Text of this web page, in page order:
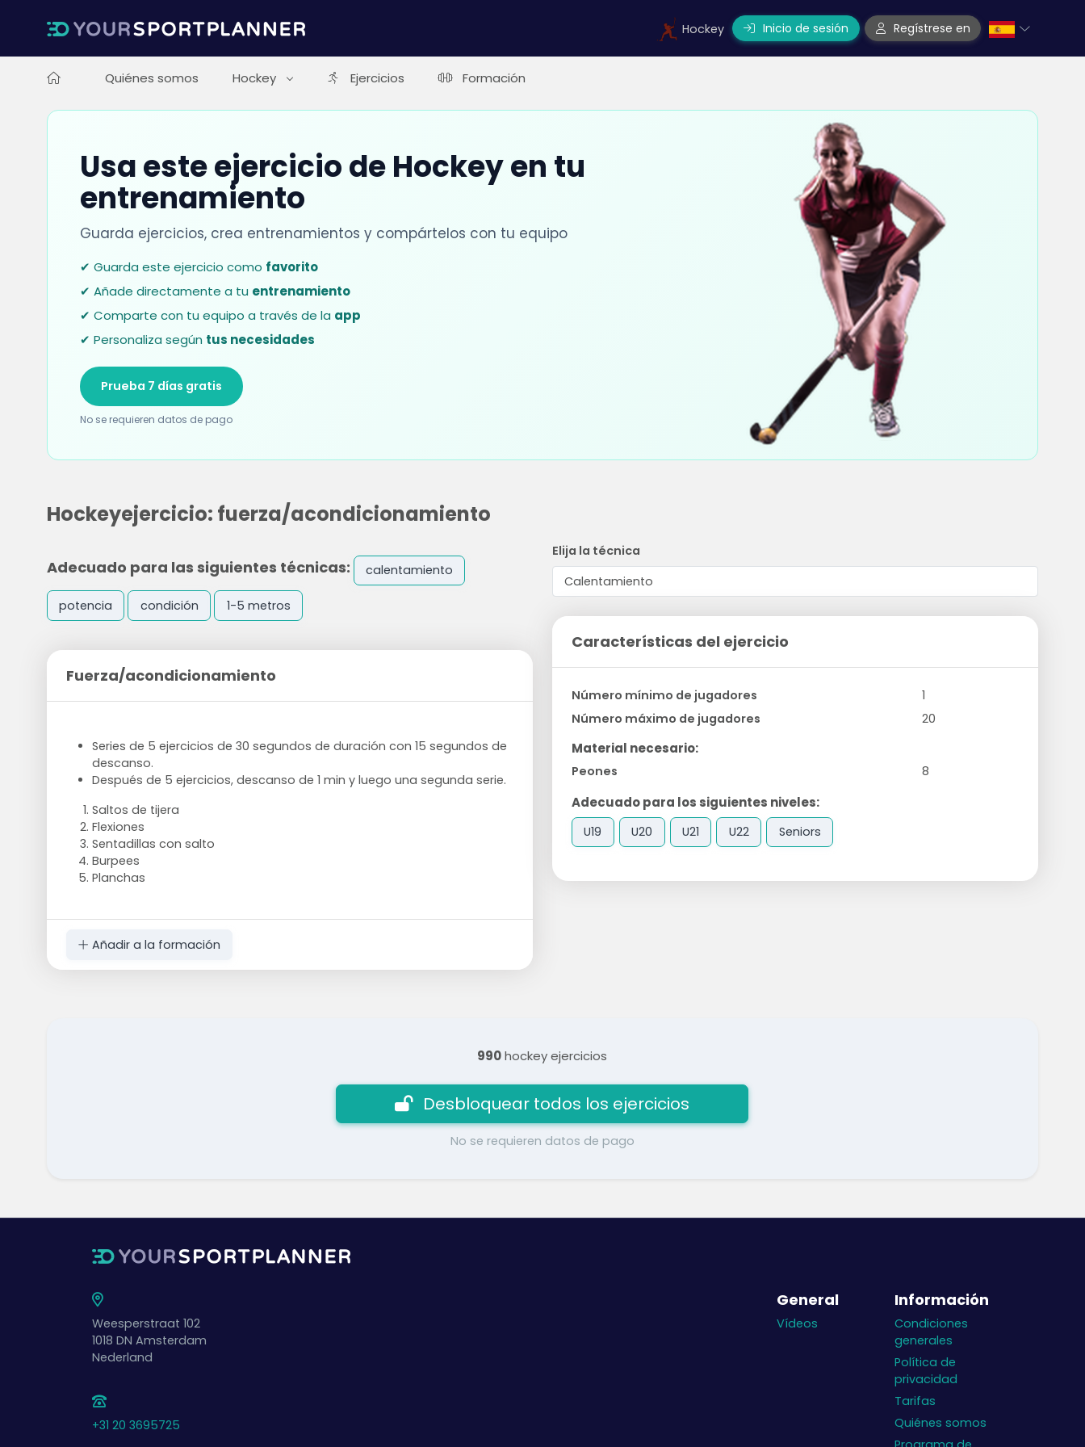
Hockey Inicio de sesión Regístrese en
Quiénes somos Hockey Ejercicios Formación
Usa este ejercicio de Hockey en tu
entrenamiento
Guarda ejercicios, crea entrenamientos y compártelos con tu equipo
✔ Guarda este ejercicio como favorito
✔ Añade directamente a tu entrenamiento
✔ Comparte con tu equipo a través de la app
✔ Personaliza según tus necesidades
Prueba 7 días gratis
No se requieren datos de pago
Hockeyejercicio: fuerza/acondicionamiento
Adecuado para las siguientes técnicas: calentamiento
potencia condición 1-5 metros
Fuerza/acondicionamiento
Series de 5 ejercicios de 30 segundos de duración con 15 segundos de
descanso.
Después de 5 ejercicios, descanso de 1 min y luego una segunda serie.
Saltos de tijera
Flexiones
Sentadillas con salto
Burpees
Planchas
Añadir a la formación
Elija la técnica
Características del ejercicio
Número mínimo de jugadores
1
Número máximo de jugadores
20
Material necesario:
Peones 8
Adecuado para los siguientes niveles:
U19 U20 U21 U22 Seniors
990hockey ejercicios
Desbloquear todos los ejercicios
No se requieren datos de pago
Weesperstraat 102
1018 DN Amsterdam
Nederland
+31 20 3695725
General
Vídeos
Información
Condiciones
generales
Política de
privacidad
Tarifas
Quiénes somos